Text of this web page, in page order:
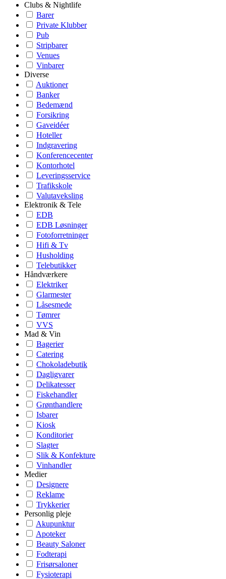
Clubs & Nightlife
Barer
Private Klubber
Pub
Stripbarer
Venues
Vinbarer
Diverse
Auktioner
Banker
Bedemænd
Forsikring
Gaveidéer
Hoteller
Indgravering
Konferencecenter
Kontorhotel
Leveringsservice
Trafikskole
Valutaveksling
Elektronik & Tele
EDB
EDB Løsninger
Fotoforretninger
Hifi & Tv
Husholding
Telebutikker
Håndværkere
Elektriker
Glarmester
Låsesmede
Tømrer
VVS
Mad & Vin
Bagerier
Catering
Chokoladebutik
Dagligvarer
Delikatesser
Fiskehandler
Grønthandlere
Isbarer
Kiosk
Konditorier
Slagter
Slik & Konfekture
Vinhandler
Medier
Designere
Reklame
Trykkerier
Personlig pleje
Akupunktur
Apoteker
Beauty Saloner
Fodterapi
Frisørsaloner
Fysioterapi